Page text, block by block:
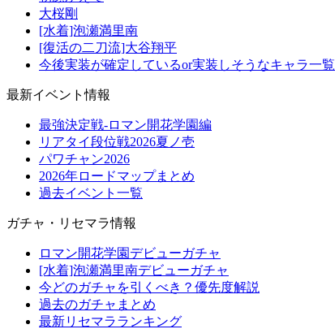
大桜剛
[水着]泡瀬満里南
[復活の二刀流]大谷翔平
今後実装が確定しているor実装しそうなキャラ一覧
最新イベント情報
最強決定戦-ロマン開花学園編
リアタイ段位戦2026夏ノ壱
パワチャン2026
2026年ロードマップまとめ
過去イベント一覧
ガチャ・リセマラ情報
ロマン開花学園デビューガチャ
[水着]泡瀬満里南デビューガチャ
今どのガチャを引くべき？優先度解説
過去のガチャまとめ
最新リセマラランキング